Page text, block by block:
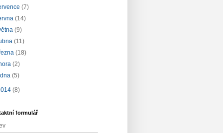
(7)
(14)
(9)
(11)
(18)
(2)
(5)
(8)
formulář